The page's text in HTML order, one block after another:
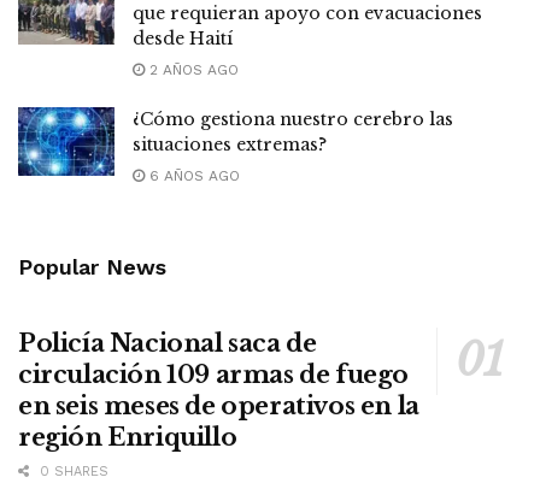
que requieran apoyo con evacuaciones
desde Haití
2 AÑOS AGO
¿Cómo gestiona nuestro cerebro las
situaciones extremas?
6 AÑOS AGO
Popular News
Policía Nacional saca de
circulación 109 armas de fuego
en seis meses de operativos en la
región Enriquillo
0 SHARES